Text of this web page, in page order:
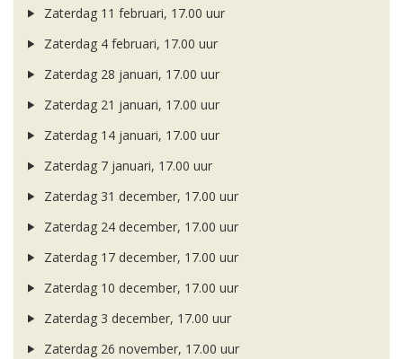
Zaterdag 11 februari, 17.00 uur
Zaterdag 4 februari, 17.00 uur
Zaterdag 28 januari, 17.00 uur
Zaterdag 21 januari, 17.00 uur
Zaterdag 14 januari, 17.00 uur
Zaterdag 7 januari, 17.00 uur
Zaterdag 31 december, 17.00 uur
Zaterdag 24 december, 17.00 uur
Zaterdag 17 december, 17.00 uur
Zaterdag 10 december, 17.00 uur
Zaterdag 3 december, 17.00 uur
Zaterdag 26 november, 17.00 uur